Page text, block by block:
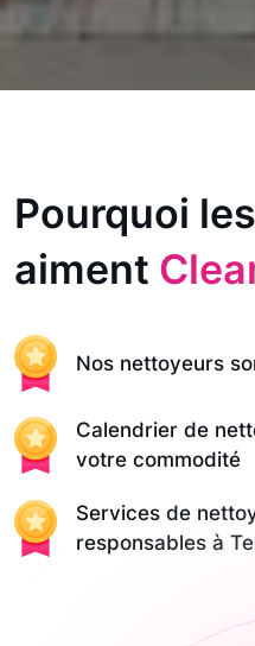
Pourquoi
aiment
Nos nettoyeurs
Calendrier de
votre commodité
Services de
responsables à